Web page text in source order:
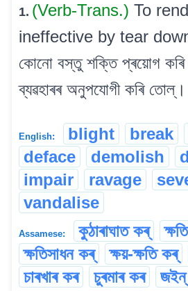
1. (Verb-Trans.) To
ineffective by tear
কোনো বস্তু শক্তি প্ৰয়োগ কৰি
ব্যৱহাৰৰ অনুপযোগী কৰি তোল্।
English: blight break
deface
demolish
impair
ravage
vandalise
Assamese: কুঠাৰাঘাত কৰ্
ক্ষতিসাধন কৰ্
ক্ষয়-ক্ষতি কৰ্
চাৰখাৰ কৰ
চুৰমাৰ কৰ জইন্